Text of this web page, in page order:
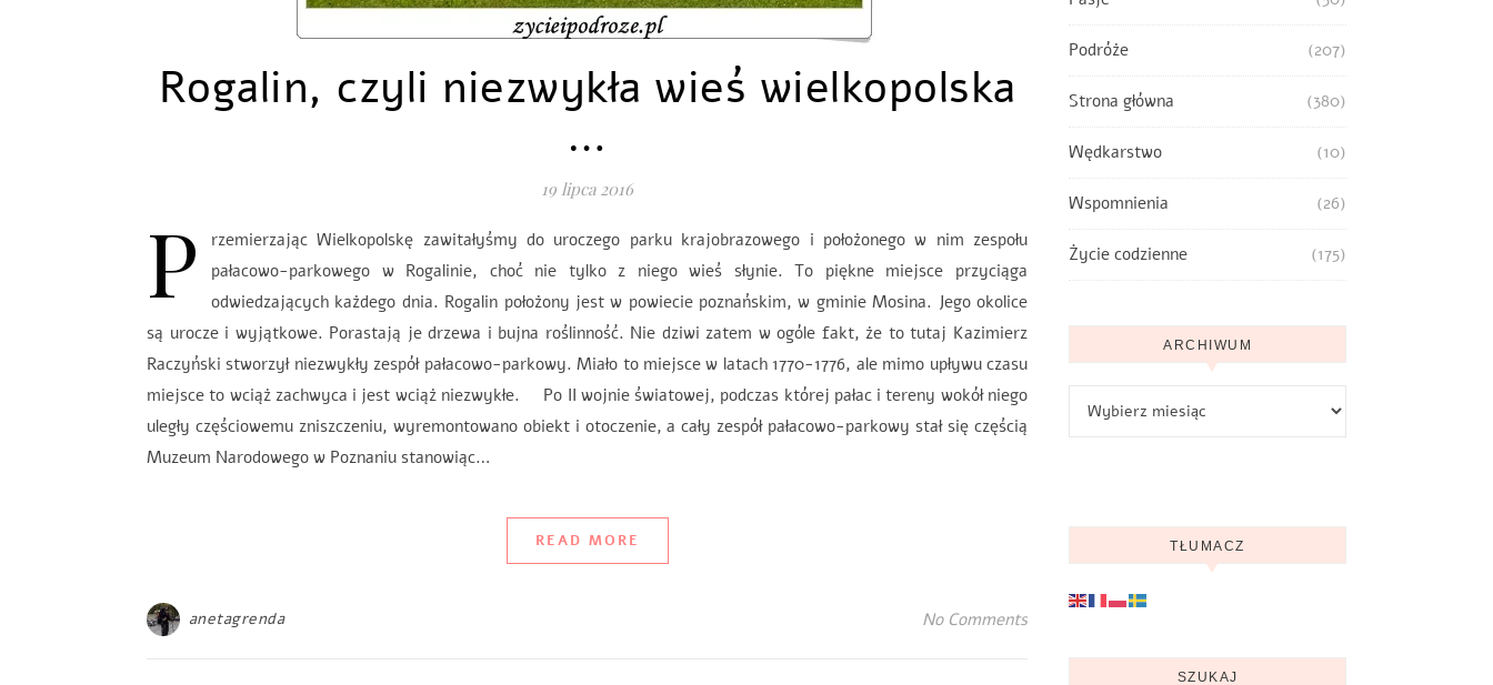
Rogalin, czyli niezwykła wieś wielkopolska
…
19 lipca 2016
P
rzemierzając Wielkopolskę zawitałyśmy do uroczego parku krajobrazowego i położonego w nim zespołu
pałacowo-parkowego w Rogalinie, choć nie tylko z niego wieś słynie. To piękne miejsce przyciąga
odwiedzających każdego dnia. Rogalin położony jest w powiecie poznańskim, w gminie Mosina. Jego okolice
są urocze i wyjątkowe. Porastają je drzewa i bujna roślinność. Nie dziwi zatem w ogóle fakt, że to tutaj Kazimierz
Raczyński stworzył niezwykły zespół pałacowo-parkowy. Miało to miejsce w latach 1770-1776, ale mimo upływu czasu
miejsce to wciąż zachwyca i jest wciąż niezwykłe. Po II wojnie światowej, podczas której pałac i tereny wokół niego
uległy częściowemu zniszczeniu, wyremontowano obiekt i otoczenie, a cały zespół pałacowo-parkowy stał się częścią
Muzeum Narodowego w Poznaniu stanowiąc…
READ MORE
anetagrenda No Comments
Podróże (207)
Strona główna (380)
Wędkarstwo (10)
Wspomnienia (26)
Życie codzienne (175)
ARCHIWUM
TŁUMACZ
SZUKAJ